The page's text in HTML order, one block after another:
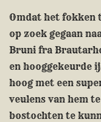
Omdat het fokken
op zoek gegaan
Bruni fra
en hooggekeurde
hoog met een
veulens van hem
bostochten te